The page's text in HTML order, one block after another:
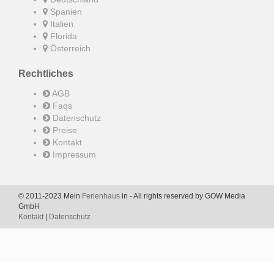
Spanien
Italien
Florida
Österreich
Rechtliches
AGB
Faqs
Datenschutz
Preise
Kontakt
Impressum
© 2011-2023 Mein Ferienhaus in - All rights reserved by GOW Media
GmbH
Kontakt | Datenschutz